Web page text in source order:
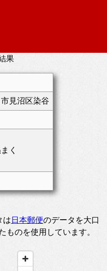
果
見沼区染谷
く
は日本郵便のデータを大口
ものを使用しています。